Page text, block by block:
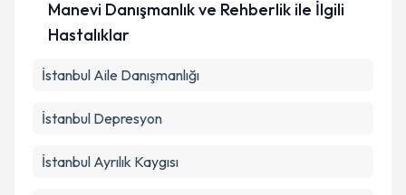
Manevi Danışmanlık ve Rehberlik ile İlgili
Hastalıklar
İstanbul Aile Danışmanlığı
İstanbul Depresyon
İstanbul Ayrılık Kaygısı